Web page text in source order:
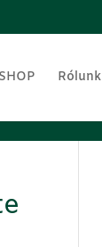
Rólunk